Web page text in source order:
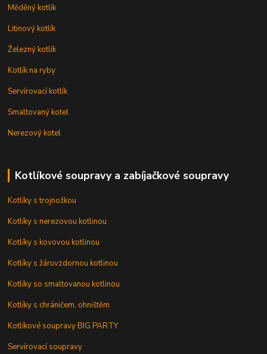
Měděný kotlík
Litinový kotlík
Železný kotlík
Kotlík na ryby
Servírovací kotlík
Smaltovaný kotel
Nerezový kotel
Kotlíkové soupravy a zabíjačkové soupravy
Kotlíky s trojnožkou
Kotlíky s nerezovou kotlinou
Kotlíky s kovovou kotlinou
Kotlíky s žáruvzdornou kotlinou
Kotlíky so smaltovanou kotlinou
Kotlíky s chráničem, ohništěm
Kotlíkové soupravy BIG PARTY
Servírovací soupravy